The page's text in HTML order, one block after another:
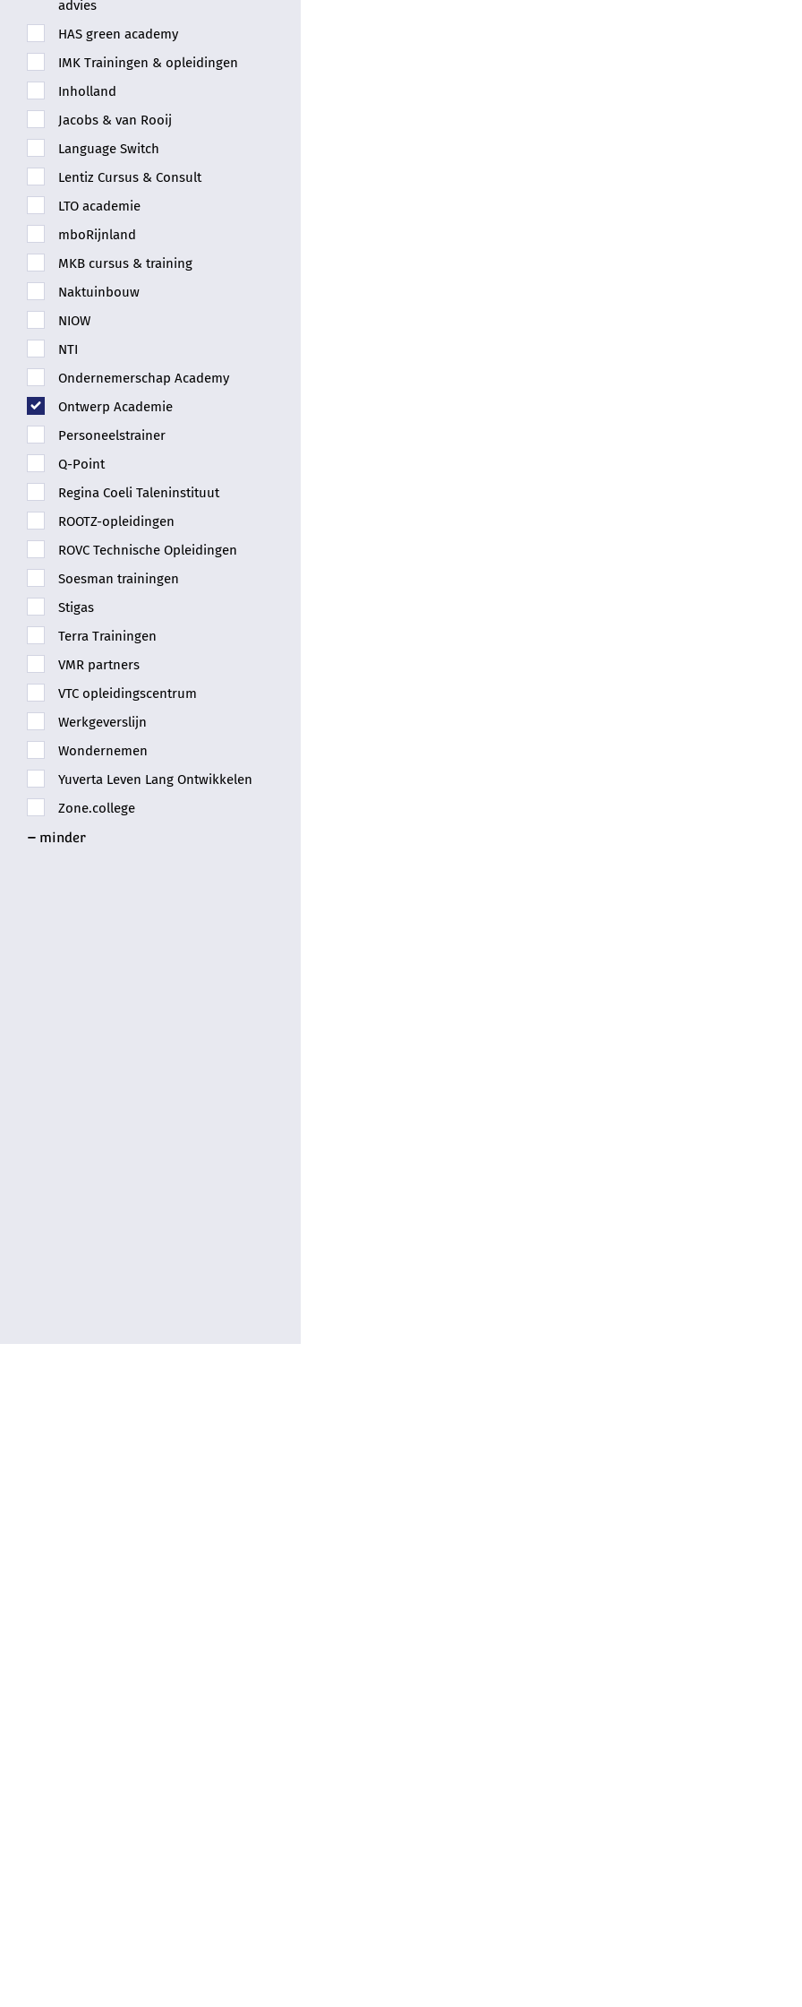
advies
HAS green academy
IMK Trainingen & opleidingen
Inholland
Jacobs & van Rooij
Language Switch
Lentiz Cursus & Consult
LTO academie
mboRijnland
MKB cursus & training
Naktuinbouw
NIOW
NTI
Ondernemerschap Academy
Ontwerp Academie
Personeelstrainer
Q-Point
Regina Coeli Taleninstituut
ROOTZ-opleidingen
ROVC Technische Opleidingen
Soesman trainingen
Stigas
Terra Trainingen
VMR partners
VTC opleidingscentrum
Werkgeverslijn
Wondernemen
Yuverta Leven Lang Ontwikkelen
Zone.college